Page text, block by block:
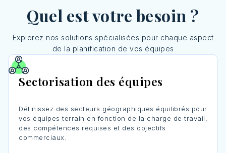
Quel est votre besoin ?
Explorez nos solutions spécialisées pour chaque aspect
de la planification de vos équipes
Sectorisation des équipes
Définissez des secteurs géographiques équilibrés pour
vos équipes terrain en fonction de la charge de travail,
des compétences requises et des objectifs
commerciaux.